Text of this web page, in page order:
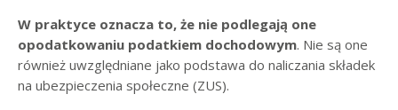
W praktyce oznacza to, że nie podlegają one
opodatkowaniu podatkiem dochodowym. Nie są one
również uwzględniane jako podstawa do naliczania składek
na ubezpieczenia społeczne (ZUS).